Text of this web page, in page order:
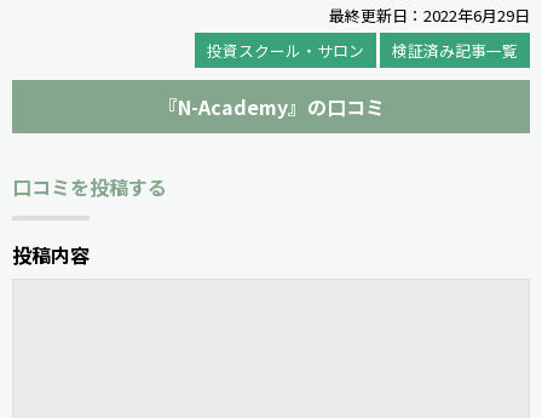
最終更新日：2022年6月29日
投資スクール・サロン
検証済み記事一覧
『N-Academy』の口コミ
口コミを投稿する
投稿内容